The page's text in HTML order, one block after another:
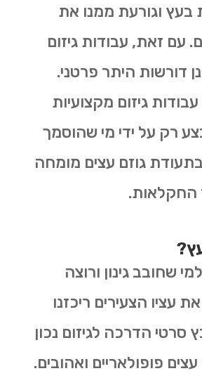
בעץ וגורעת ממנו את
עם זאת, עבודות גיזום
דורשות היתר פרטני.
גיזום מקצועיות
רק על ידי מי שהוסמך
גוזם עצים מומחה
שחובב גינון ורוצה
עציו הצעירים ריכזנו
סרטי הדרכה לגיזום נכון
עצים פופולאריים ואהובים.